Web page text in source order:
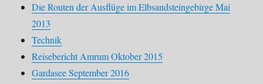
Die Routen der Ausflüge im Elbsandsteingebirge Mai
2013
Technik
Reisebericht Amrum Oktober 2015
Gardasee September 2016